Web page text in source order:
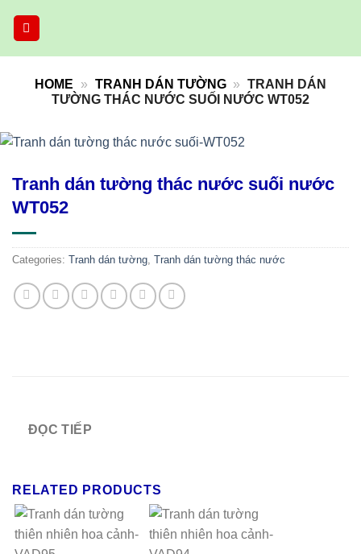
HOME » TRANH DÁN TƯỜNG » TRANH DÁN
TƯỜNG THÁC NƯỚC SUỐI NƯỚC WT052
Tranh dán tường thác nước suối nước
WT052
Categories: Tranh dán tường, Tranh dán tường thác nước
ĐỌC TIẾP
RELATED PRODUCTS